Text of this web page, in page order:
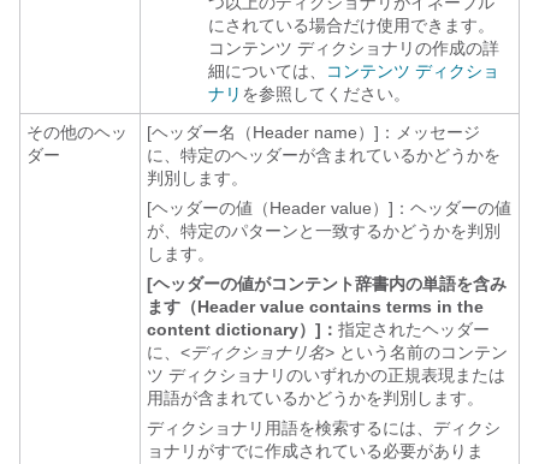
にされている場合だけ使用できます。
コンテンツ ディクショナリの作成の詳
細については、
コンテンツ ディクショ
ナリ を参照してください。
その他のヘッ
ダー
[ヘッダー名（Header name）]：メッセージ
に、特定のヘッダーが含まれているかどうかを
判別します。
[ヘッダーの値（Header value）]：ヘッダーの値
が、特定のパターンと一致するかどうかを判別
します。
[ヘッダーの値がコンテント辞書内の単語を含み
ます（Header value contains terms in the
content dictionary）]： 指定されたヘッダー
に、<ディクショナリ名> という名前のコンテン
ツ ディクショナリのいずれかの正規表現または
用語が含まれているかどうかを判別します。
ディクショナリ用語を検索するには、ディクシ
ョナリがすでに作成されている必要がありま